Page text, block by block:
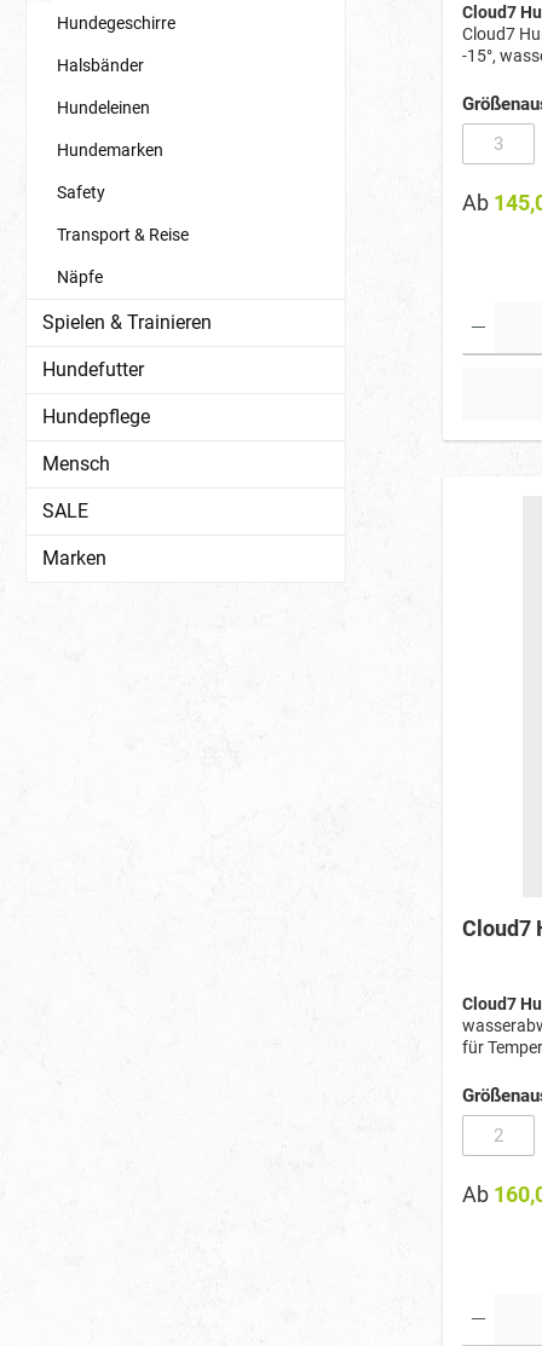
Hundegeschirre
Halsbänder
Hundeleinen
Hundemarken
Safety
Transport & Reise
Näpfe
Spielen & Trainieren
Hundefutter
Hundepflege
Mensch
SALE
Marken
Cloud7
Cloud7
-15°,
3
Ab
Cloud7
Cloud7
für
2
Ab